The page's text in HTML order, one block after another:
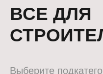
ВСЕ ДЛЯ
Выберите